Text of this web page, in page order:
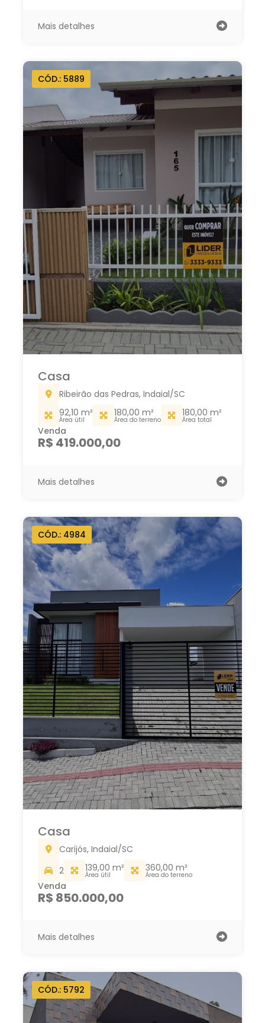
Mais detalhes
CÓD.: 5889
Casa
Ribeirão das Pedras, Indaial/SC
92,10 m²
Área útil
180,00 m²
Área do terreno
180,00 m²
Área total
Venda
R$ 419.000,00
Mais detalhes
CÓD.: 4984
Casa
Carijós, Indaial/SC
2
139,00 m²
Área útil
360,00 m²
Área do terreno
Venda
R$ 850.000,00
Mais detalhes
CÓD.: 5792